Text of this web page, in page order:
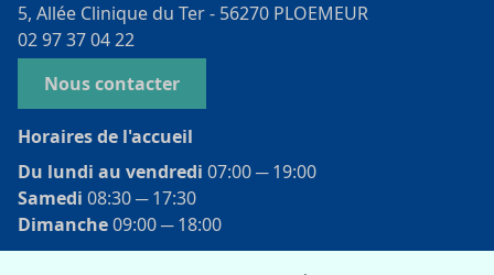
5, Allée Clinique du Ter - 56270 PLOEMEUR
02 97 37 04 22
Nous contacter
Horaires de l'accueil
Du lundi au vendredi 07:00 ­─ 19:00
Samedi 08:30 ­─ 17:30
Dimanche09:00 ­─ 18:00